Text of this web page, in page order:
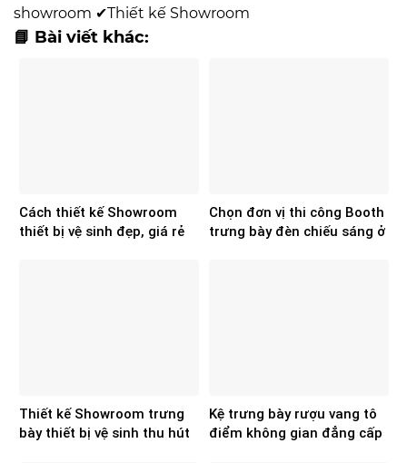
showroom ✔Thiết kế Showroom
📘 Bài viết khác:
Cách thiết kế Showroom
thiết bị vệ sinh đẹp, giá rẻ
Chọn đơn vị thi công Booth
trưng bày đèn chiếu sáng ở
Thiết kế Showroom trưng
bày thiết bị vệ sinh thu hút
Kệ trưng bày rượu vang tô
điểm không gian đẳng cấp